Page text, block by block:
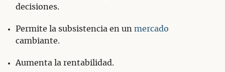
decisiones.
Permite la subsistencia en un mercado
cambiante.
Aumenta la rentabilidad.